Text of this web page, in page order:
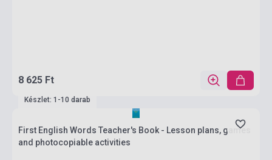
8 625 Ft
Készlet: 1-10 darab
First English Words Teacher's Book - Lesson plans, games
and photocopiable activities